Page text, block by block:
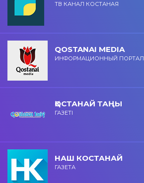
ТВ КАНАЛ КОСТАНАЯ
QOSTANAI MEDIA
ИНФОРМАЦИОННЫЙ ПОРТАЛ
ҚОСТАНАЙ ТАҢЫ
ГАЗЕТІ
НАШ КОСТАНАЙ
ГАЗЕТА